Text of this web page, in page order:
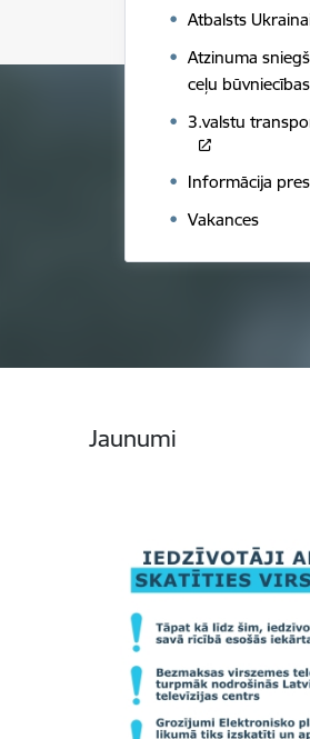
Atbalsts
Atzinuma
ceļu
3.valstu
Informācija
Vakances
Jaunumi